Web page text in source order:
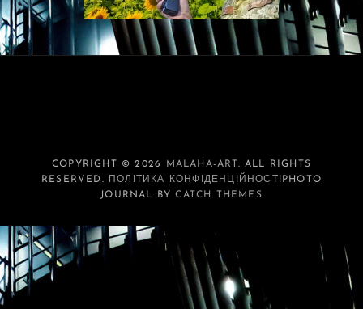
COPYRIGHT © 2026 MALAHA-ART. ALL RIGHTS
RESERVED.
ПОЛІТИКА КОНФІДЕНЦІЙНОСТІ
PHOTO
JOURNAL BYCATCH THEMES